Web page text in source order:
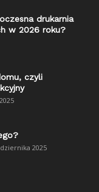
drukarnia
w 2026 roku?
czyli
2025